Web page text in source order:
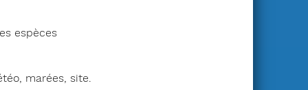
espèces
marées, site.